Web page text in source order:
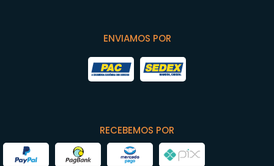
ENVIAMOS POR
RECEBEMOS POR